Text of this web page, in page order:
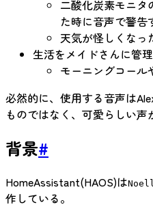
二酸化炭素モニタ
た時に音声で警告
天気が怪しくなっ
生活をメイドさんに管
モーニングコール
必然的に、使用する音声は
ものではなく、可愛らしい声
背景#
HomeAssistant(HAOS)は
作している。